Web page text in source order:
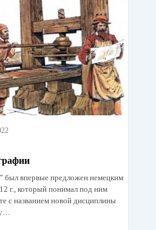
был впервые предложен немецким
г., который понимал под ним
с названием новой дисциплины